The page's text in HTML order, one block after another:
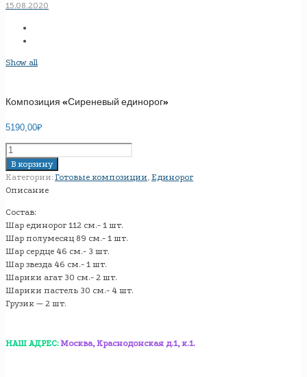
15.08.2020
Show all
Композиция «Сиреневый единорог»
5190,00₽
Количество
товара
Композиция
"Сиреневый
В корзину
Категории: Готовые композиции, Единорог
Описание
Состав:
Шар единорог 112 см.- 1 шт.
Шар полумесяц 89 см.- 1 шт.
Шар сердце 46 см.- 3 шт.
Шар звезда 46 см.- 1 шт.
Шарики агат 30 см.- 2 шт.
Шарики пастель 30 см.- 4 шт.
Грузик — 2 шт.
НАШ АДРЕС: Москва, Краснодонская д.1, к.1.